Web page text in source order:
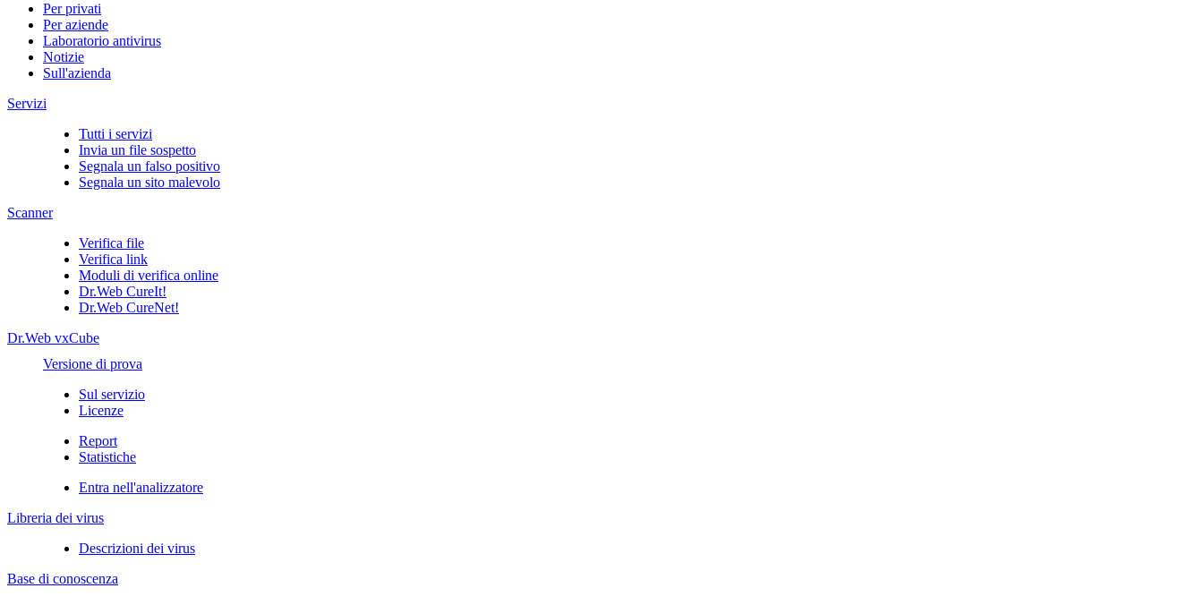
Per privati
Per aziende
Laboratorio antivirus
Notizie
Sull'azienda
Servizi
Tutti i servizi
Invia un file sospetto
Segnala un falso positivo
Segnala un sito malevolo
Scanner
Verifica file
Verifica link
Moduli di verifica online
Dr.Web CureIt!
Dr.Web CureNet!
Dr.Web vxCube
Versione di prova
Sul servizio
Licenze
Report
Statistiche
Entra nell'analizzatore
Libreria dei virus
Descrizioni dei virus
Base di conoscenza